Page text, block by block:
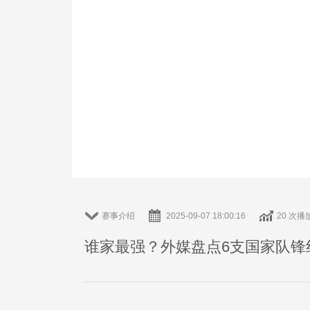
赛事介绍 2025-09-07 18:00:16 20 次播
谁家最强？外媒盘点6支国家队